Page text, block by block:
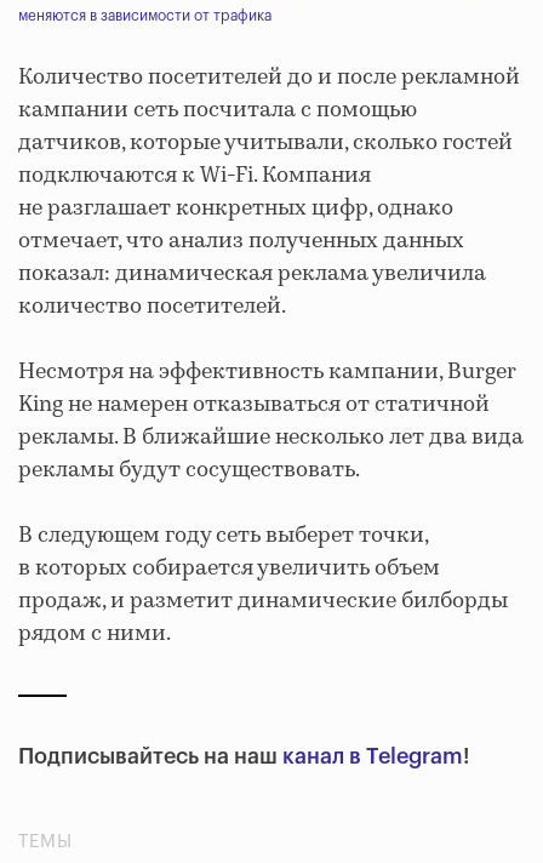
меняются в зависимости от трафика
Количество посетителей до и после рекламной
кампании сеть посчитала с помощью
датчиков, которые учитывали, сколько гостей
подключаются к Wi-Fi. Компания
не разглашает конкретных цифр, однако
отмечает, что анализ полученных данных
показал: динамическая реклама увеличила
количество посетителей.
Несмотря на эффективность кампании, Burger
King не намерен отказываться от статичной
рекламы. В ближайшие несколько лет два вида
рекламы будут сосуществовать.
В следующем году сеть выберет точки,
в которых собирается увеличить объем
продаж, и разметит динамические билборды
рядом с ними.
Подписывайтесь на наш канал в Telegram!
ТЕМЫ